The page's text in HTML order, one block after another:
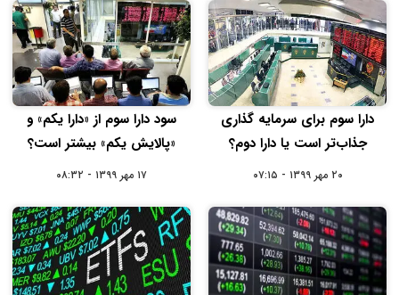
دارا سوم برای سرمایه گذاری
جذاب‌تر است یا دارا دوم؟
۲۰ مهر ۱۳۹۹ - ۰۷:۱۵
سود دارا سوم از «دارا یکم» و
«پالایش یکم» بیشتر است؟
۱۷ مهر ۱۳۹۹ - ۰۸:۳۲